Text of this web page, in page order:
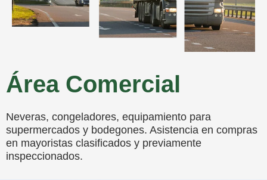
Área Comercial
Neveras, congeladores, equipamiento para
supermercados y bodegones. Asistencia en compras
en mayoristas clasificados y previamente
inspeccionados.